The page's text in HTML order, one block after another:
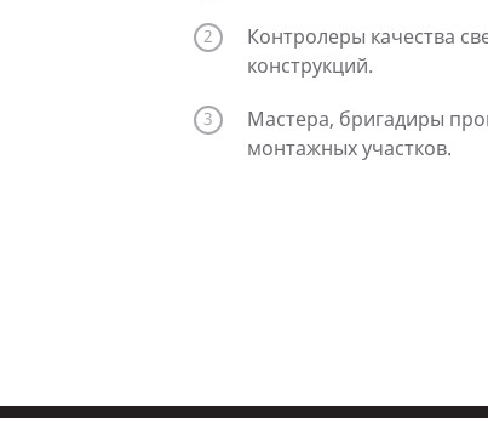
Контролеры качества
конструкций.
Мастера, бригадиры
монтажных участков.